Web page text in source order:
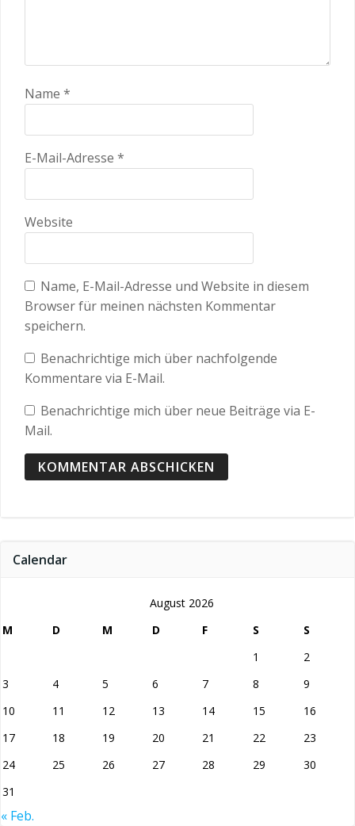
Name *
E-Mail-Adresse *
Website
Name, E-Mail-Adresse und Website in diesem
Browser für meinen nächsten Kommentar
speichern.
Benachrichtige mich über nachfolgende
Kommentare via E-Mail.
Benachrichtige mich über neue Beiträge via E-
Mail.
Calendar
August 2026
M
D M D F S
S
1
2
3
4 5 6 7 8
9
10
11 12 13 14 15
16
17
18 19 20 21 22
23
24
25 26 27 28 29
30
31
« Feb.